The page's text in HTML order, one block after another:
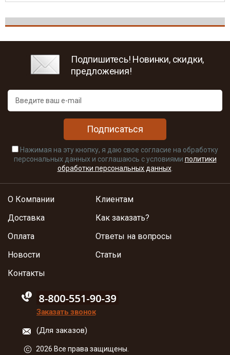
Подпишитесь! Новинки, скидки,
предложения!
Подписаться
Нажимая на эту кнопку, я даю свое согласие на обработку
персональных данных и соглашаюсь с условиями политики
обработки персональных данных.
О Компании
Доставка
Оплата
Новости
Клиентам
Как заказать?
Ответы на вопросы
Статьи
Контакты
88005555550
Заказать звонок
(Для заказов)
2026 Все права защищены.